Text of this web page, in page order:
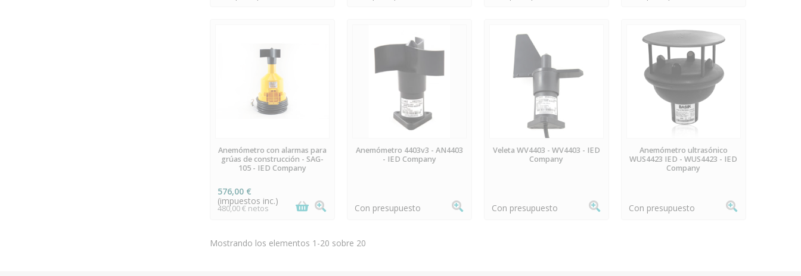
PREORDEN
Anemómetro con alarmas para
grúas de construcción - SAG-
105 - IED Company
576,00 €
(impuestos inc.)
480,00 € netos
PREORDEN
Anemómetro 4403v3 - AN4403
- IED Company
Con presupuesto
PREORDEN
Veleta WV4403 - WV4403 - IED
Company
Con presupuesto
PREORDEN
Anemómetro ultrasónico
WUS4423 IED - WUS4423 - IED
Company
Con presupuesto
Mostrando los elementos 1-20 sobre 20